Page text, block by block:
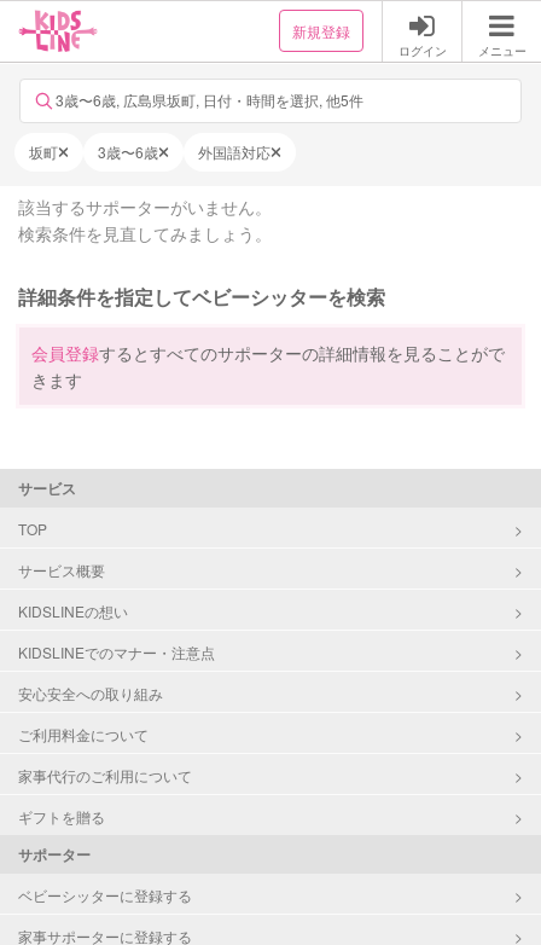
新規登録
ログイン メニュー
3歳〜6歳, 広島県坂町, 日付・時間を選択, 他5件
坂町 3歳〜6歳 外国語対応
該当するサポーターがいません。
検索条件を見直してみましょう。
詳細条件を指定してベビーシッターを検索
会員登録するとすべてのサポーターの詳細情報を見ることがで
きます
サービス
TOP
サービス概要
KIDSLINEの想い
KIDSLINEでのマナー・注意点
安心安全への取り組み
ご利用料金について
家事代行のご利用について
ギフトを贈る
サポーター
ベビーシッターに登録する
家事サポーターに登録する